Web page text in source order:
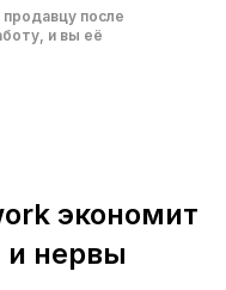
после
и вы её
экономит
и нервы